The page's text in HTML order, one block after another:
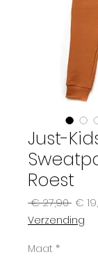
Just-
Roest
€ 27,90 €
Verzending
Maat *